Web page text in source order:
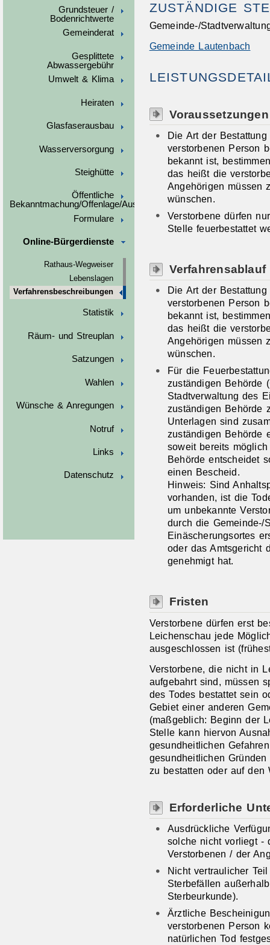
Grundsteuer /
Bodenrichtwerte
Gemeinderat
Gesplittete
Abwassergebühr
Umwelt & Klima
Heiraten
Glasfaserausbau
Wasserversorgung
Steighütte
Öffentliche
Bekanntmachung/Offenlage/Ausschreibungen
Formulare
Online-Bürgerdienste
Rathaus-Wegweiser
Lebenslagen
Verfahrensbeschreibungen
Statistik
Räum- und Streuplan
Satzungen
Wahlen
Wünsche & Anregungen
Notruf
Links
Datenschutz
ZUSTÄNDIGE
Gemeinde-/
Gemeinde Lautenbach
Voraussetzungen
Die Art der
verstorbenen Person
bekannt ist,
das heißt die
Angehörigen müssen
wünschen.
Verstorbene dürfen
Stelle feuerbestattet
Verfahrensablauf
Die Art der
verstorbenen Person
bekannt ist,
das heißt die
Angehörigen müssen
wünschen.
Für die
zuständigen Behörde
Stadtverwaltung des
zuständigen Behörde
Unterlagen sind
zuständigen Behörde
soweit bereits
Behörde entscheidet
einen Bescheid.
Hinweis: Sind
vorhanden, ist die
um unbekannte
durch die Gemeinde-/
Einäscherungsortes
oder das Amtsgericht
genehmigt hat.
Fristen
Verstorbene dürfen erst
Leichenschau jede
ausgeschlossen ist
Verstorbene, die nicht in
aufgebahrt sind, müssen
des Todes bestattet sein
Gebiet einer anderen
(maßgeblich: Beginn der
Stelle kann hiervon
gesundheitlichen
gesundheitlichen
zu bestatten oder auf den
Erforderliche
Ausdrückliche
solche nicht vorliegt -
Verstorbenen / der
Nicht vertraulicher
Sterbefällen
Sterbeurkunde).
Ärztliche
verstorbenen Person
natürlichen Tod